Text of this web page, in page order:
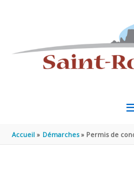
Accueil Démarches Permis de